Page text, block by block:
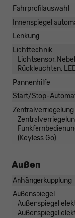
Fahrprofilauswahl
Innenspiegel
Lenkung
Lichttechnik
Lichtsensor,
Rückleuchten,
Pannenhilfe
Start/Stop-
Zentralverriegelung
(Keyless Go)
Außen
Anhängerkupplung
Außenspiegel
Außenspiegel
Außenspiegel